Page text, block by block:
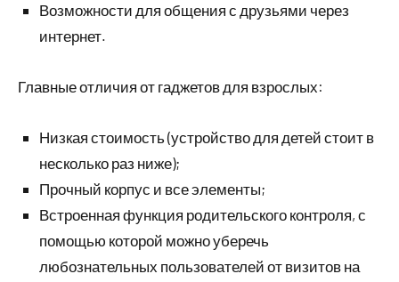
Возможности для общения с друзьями через
интернет.
Главные отличия от гаджетов для взрослых:
Низкая стоимость (устройство для детей стоит в
несколько раз ниже);
Прочный корпус и все элементы;
Встроенная функция родительского контроля, с
помощью которой можно уберечь
любознательных пользователей от визитов на